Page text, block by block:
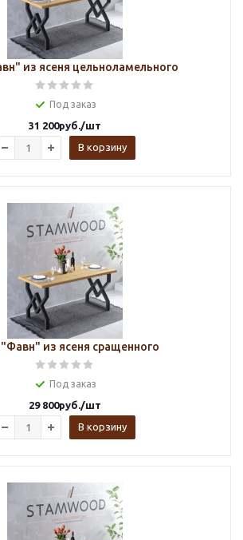
из ясеня цельноламельного
Под заказ
31 200руб./шт
В корзину
из ясеня сращенного
Под заказ
29 800руб./шт
В корзину